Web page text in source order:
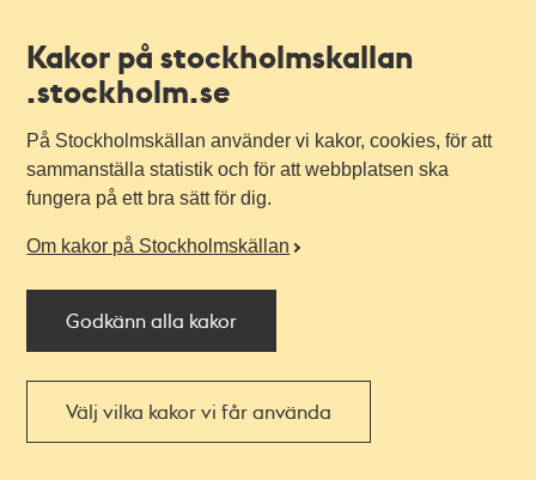
Kakor på stockholmskallan
.stockholm.se
På Stockholmskällan använder vi kakor, cookies, för att
sammanställa statistik och för att webbplatsen ska
fungera på ett bra sätt för dig.
Om kakor på Stockholmskällan
Godkänn alla kakor
Välj vilka kakor vi får använda